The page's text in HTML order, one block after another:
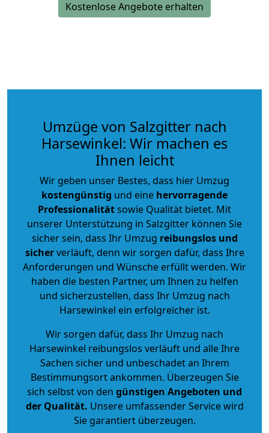
Kostenlose Angebote erhalten
Umzüge von Salzgitter nach
Harsewinkel: Wir machen es
Ihnen leicht
Wir geben unser Bestes, dass hier Umzug
kostengünstig und eine hervorragende
Professionalitätsowie Qualität bietet. Mit
unserer Unterstützung in Salzgitter können Sie
sicher sein, dass Ihr Umzug reibungslos und
sicherverläuft, denn wir sorgen dafür, dass Ihre
Anforderungen und Wünsche erfüllt werden. Wir
haben die besten Partner, um Ihnen zu helfen
und sicherzustellen, dass Ihr Umzug nach
Harsewinkel ein erfolgreicher ist.
Wir sorgen dafür, dass Ihr Umzug nach
Harsewinkel reibungslos verläuft und alle Ihre
Sachen sicher und unbeschadet an Ihrem
Bestimmungsort ankommen. Überzeugen Sie
sich selbst von den günstigen Angeboten und
der Qualität. Unsere umfassender Service wird
Sie garantiert überzeugen.